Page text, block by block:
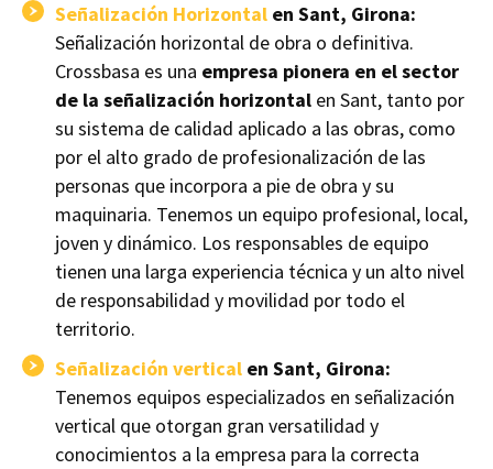
Señalización Horizontal en Sant, Girona:
Señalización horizontal de obra o definitiva.
Crossbasa es una empresa pionera en el sector
de la señalización horizontal en Sant, tanto por
su sistema de calidad aplicado a las obras, como
por el alto grado de profesionalización de las
personas que incorpora a pie de obra y su
maquinaria. Tenemos un equipo profesional, local,
joven y dinámico. Los responsables de equipo
tienen una larga experiencia técnica y un alto nivel
de responsabilidad y movilidad por todo el
territorio.
Señalización vertical en Sant, Girona:
Tenemos equipos especializados en señalización
vertical que otorgan gran versatilidad y
conocimientos a la empresa para la correcta